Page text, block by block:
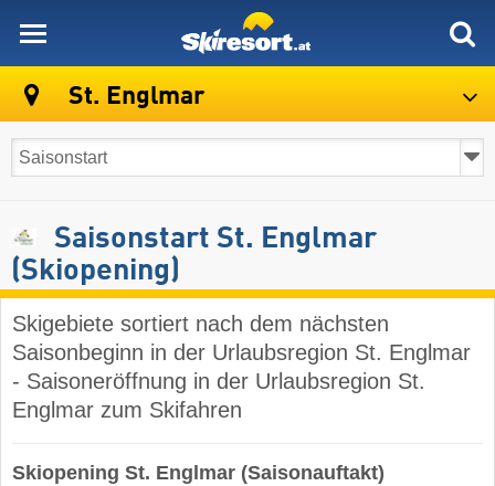
St. Englmar
Saisonstart St. Englmar
(Skiopening)
Skigebiete sortiert nach dem nächsten
Saisonbeginn in der Urlaubsregion St. Englmar
- Saisoneröffnung in der Urlaubsregion St.
Englmar zum Skifahren
Skiopening St. Englmar (Saisonauftakt)